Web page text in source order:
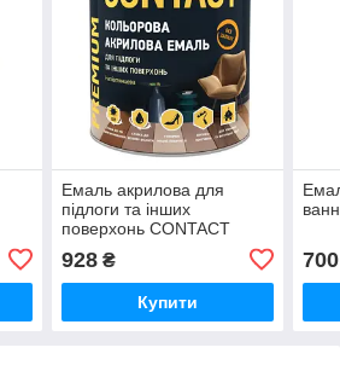
Емаль акрилова для
підлоги та інших
поверхонь CONTACT
928₴
Купити
ванн
700